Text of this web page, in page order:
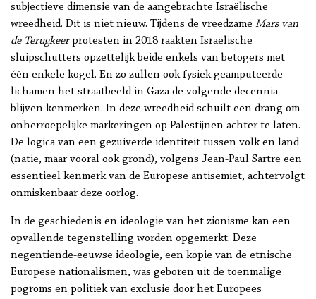
subjectieve dimensie van de aangebrachte Israëlische
wreedheid. Dit is niet nieuw. Tijdens de vreedzame Mars van
de Terugkeerprotesten in 2018 raakten Israëlische
sluipschutters opzettelijk beide enkels van betogers met
één enkele kogel. En zo zullen ook fysiek geamputeerde
lichamen het straatbeeld in Gaza de volgende decennia
blijven kenmerken. In deze wreedheid schuilt een drang om
onherroepelijke markeringen op Palestijnen achter te laten.
De logica van een gezuiverde identiteit tussen volk en land
(natie, maar vooral ook grond), volgens Jean-Paul Sartre een
essentieel kenmerk van de Europese antisemiet, achtervolgt
onmiskenbaar deze oorlog.
In de geschiedenis en ideologie van het zionisme kan een
opvallende tegenstelling worden opgemerkt. Deze
negentiende-eeuwse ideologie, een kopie van de etnische
Europese nationalismen, was geboren uit de toenmalige
pogroms en politiek van exclusie door het Europees